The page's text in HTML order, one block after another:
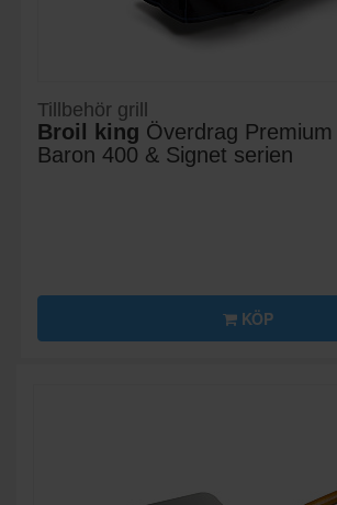
Tillbehör grill
Broil king Överdrag
Baron 400 & Signet serien
KÖP